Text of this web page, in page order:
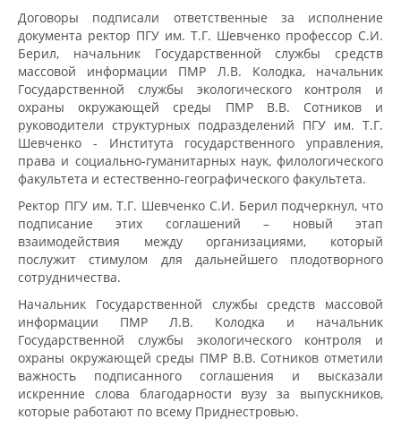
Договоры подписали ответственные за исполнение
документа ректор ПГУ им. Т.Г. Шевченко профессор С.И.
Берил, начальник Государственной службы средств
массовой информации ПМР Л.В. Колодка, начальник
Государственной службы экологического контроля и
охраны окружающей среды ПМР В.В. Сотников и
руководители структурных подразделений ПГУ им. Т.Г.
Шевченко - Института государственного управления,
права и социально-гуманитарных наук, филологического
факультета и естественно-географического факультета.
Ректор ПГУ им. Т.Г. Шевченко С.И. Берил подчеркнул, что
подписание этих соглашений – новый этап
взаимодействия между организациями, который
послужит стимулом для дальнейшего плодотворного
сотрудничества.
Начальник Государственной службы средств массовой
информации ПМР Л.В. Колодка и начальник
Государственной службы экологического контроля и
охраны окружающей среды ПМР В.В. Сотников отметили
важность подписанного соглашения и высказали
искренние слова благодарности вузу за выпускников,
которые работают по всему Приднестровью.